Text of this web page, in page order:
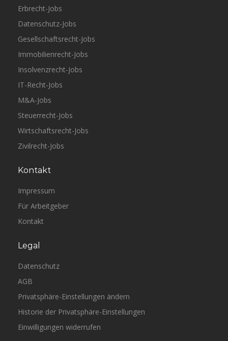
Erbrecht-Jobs
Datenschutz-Jobs
Gesellschaftsrecht-Jobs
Immobilienrecht-Jobs
Insolvenzrecht-Jobs
IT-Recht-Jobs
M&A-Jobs
Steuerrecht-Jobs
Wirtschaftsrecht-Jobs
Zivilrecht-Jobs
Kontakt
Impressum
Für Arbeitgeber
Kontakt
Legal
Datenschutz
AGB
Privatsphäre-Einstellungen ändern
Historie der Privatsphäre-Einstellungen
Einwilligungen widerrufen